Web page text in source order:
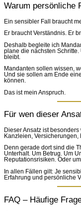
Warum persönliche
Ein sensibler Fall braucht
Er braucht Verständnis. Er
Deshalb begleite ich
plane die nächsten
bleibt.
Mandanten sollen wissen,
Und sie sollen am Ende
können.
Das ist mein Anspruch.
Für wen dieser
Dieser Ansatz ist
Kanzleien, Versicherungen,
Denn gerade dort sind die
Unterhalt. Um Betrug. Um
Reputationsrisiken. Oder
In allen Fällen gilt: Je
Erfahrung und persönliche
FAQ – Häufige